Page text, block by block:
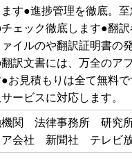
す●進捗管理を徹底。
ェック徹底します●翻
イルのや翻訳証明書の
訳文書には、万全のア
お見積もりは全て無料
ービスに対応します。
関 法律事務所 研究
会社 新聞社 テレビ